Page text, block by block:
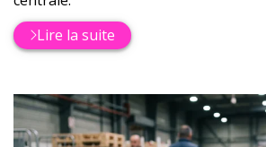
Lire la suite